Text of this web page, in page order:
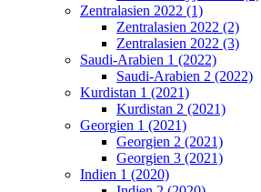
Zentralasien 2022 (1)
Zentralasien 2022 (2)
Zentralasien 2022 (3)
Saudi-Arabien 1 (2022)
Saudi-Arabien 2 (2022)
Kurdistan 1 (2021)
Kurdistan 2 (2021)
Georgien 1 (2021)
Georgien 2 (2021)
Georgien 3 (2021)
Indien 1 (2020)